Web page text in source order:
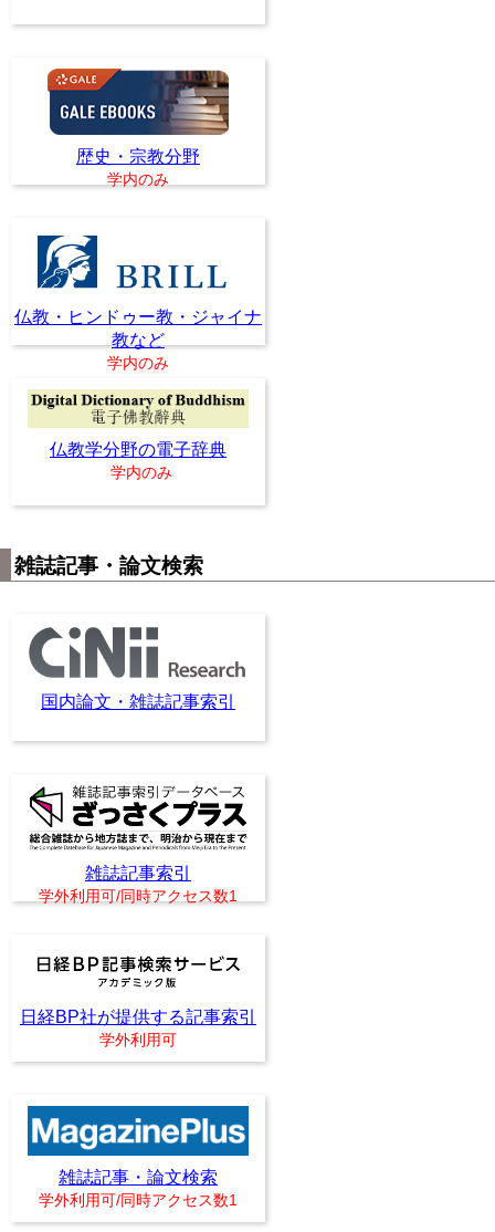
歴史・宗教分野
学内のみ
仏教・ヒンドゥー教・ジャイナ
教など
学内のみ
仏教学分野の電子辞典
学内のみ
雑誌記事・論文検索
国内論文・雑誌記事索引
雑誌記事索引
学外利用可/同時アクセス数1
日経BP社が提供する記事索引
学外利用可
雑誌記事・論文検索
学外利用可/同時アクセス数1